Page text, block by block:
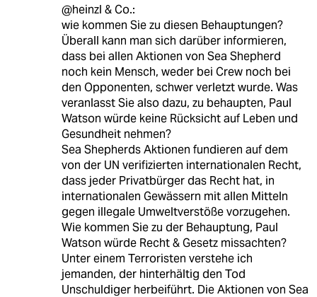
@heinzl & Co.:
wie kommen Sie zu diesen Behauptungen?
Überall kann man sich darüber informieren,
dass bei allen Aktionen von Sea Shepherd
noch kein Mensch, weder bei Crew noch bei
den Opponenten, schwer verletzt wurde. Was
veranlasst Sie also dazu, zu behaupten, Paul
Watson würde keine Rücksicht auf Leben und
Gesundheit nehmen?
Sea Shepherds Aktionen fundieren auf dem
von der UN verifizierten internationalen Recht,
dass jeder Privatbürger das Recht hat, in
internationalen Gewässern mit allen Mitteln
gegen illegale Umweltverstöße vorzugehen.
Wie kommen Sie zu der Behauptung, Paul
Watson würde Recht & Gesetz missachten?
Unter einem Terroristen verstehe ich
jemanden, der hinterhältig den Tod
Unschuldiger herbeiführt. Die Aktionen von Sea